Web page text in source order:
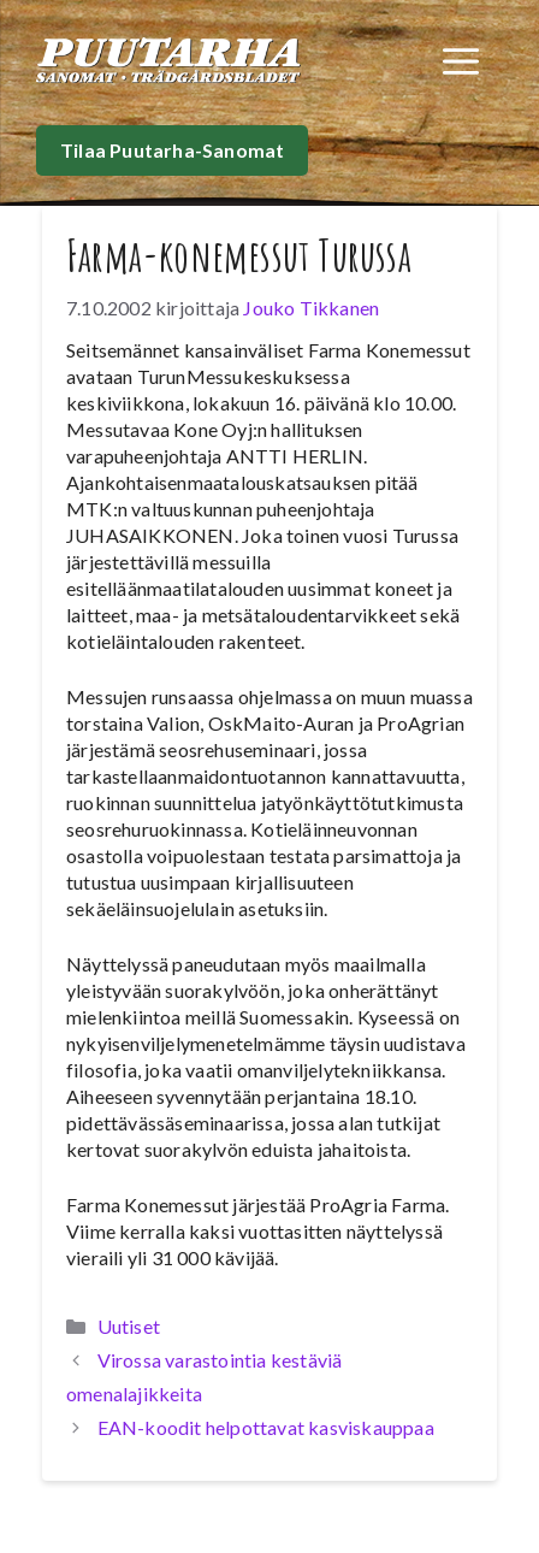
Siirry
sisältöön
Tilaa Puutarha-Sanomat
Farma-konemessut Turussa
7.10.2002 kirjoittaja Jouko Tikkanen
Seitsemännet kansainväliset Farma Konemessut
avataan TurunMessukeskuksessa
keskiviikkona, lokakuun 16. päivänä klo 10.00.
Messutavaa Kone Oyj:n hallituksen
varapuheenjohtaja ANTTI HERLIN.
Ajankohtaisenmaatalouskatsauksen pitää
MTK:n valtuuskunnan puheenjohtaja
JUHASAIKKONEN. Joka toinen vuosi Turussa
järjestettävillä messuilla
esitelläänmaatilatalouden uusimmat koneet ja
laitteet, maa- ja metsätaloudentarvikkeet sekä
kotieläintalouden rakenteet.
Messujen runsaassa ohjelmassa on muun muassa
torstaina Valion, OskMaito-Auran ja ProAgrian
järjestämä seosrehuseminaari, jossa
tarkastellaanmaidontuotannon kannattavuutta,
ruokinnan suunnittelua jatyönkäyttötutkimusta
seosrehuruokinnassa. Kotieläinneuvonnan
osastolla voipuolestaan testata parsimattoja ja
tutustua uusimpaan kirjallisuuteen
sekäeläinsuojelulain asetuksiin.
Näyttelyssä paneudutaan myös maailmalla
yleistyvään suorakylvöön, joka onherättänyt
mielenkiintoa meillä Suomessakin. Kyseessä on
nykyisenviljelymenetelmämme täysin uudistava
filosofia, joka vaatii omanviljelytekniikkansa.
Aiheeseen syvennytään perjantaina 18.10.
pidettävässäseminaarissa, jossa alan tutkijat
kertovat suorakylvön eduista jahaitoista.
Farma Konemessut järjestää ProAgria Farma.
Viime kerralla kaksi vuottasitten näyttelyssä
vieraili yli 31 000 kävijää.
Kategoriat
Uutiset
Virossa varastointia kestäviä
omenalajikkeita
EAN-koodit helpottavat kasviskauppaa